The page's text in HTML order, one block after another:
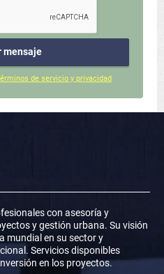
mensaje
de servicio y privacidad
con asesoría y
y gestión urbana. Su visión
mundial en su sector y
Servicios disponibles
en los proyectos.